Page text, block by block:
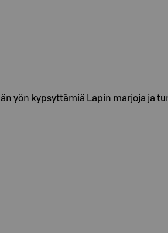
yön kypsyttämiä Lapin marjoja ja